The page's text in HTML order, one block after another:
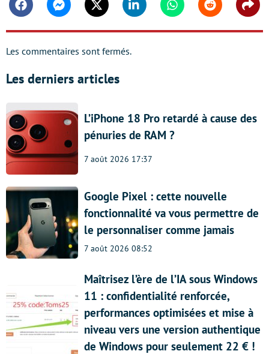
FacebookMessengerTwitter Linkedin WhatsappReddit
Les commentaires sont fermés.
Les derniers articles
L’iPhone 18 Pro retardé à cause des
pénuries de RAM ?
7 août 2026 17:37
Google Pixel : cette nouvelle
fonctionnalité va vous permettre de
le personnaliser comme jamais
7 août 2026 08:52
Maîtrisez l’ère de l’IA sous Windows
11 : confidentialité renforcée,
performances optimisées et mise à
niveau vers une version authentique
de Windows pour seulement 22 € !